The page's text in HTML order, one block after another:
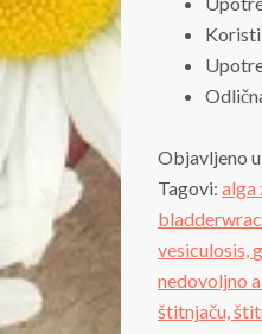
Koristi
Objavljeno
Tagovi: alga
vesiculosis,
nedovoljno
štitnjaču,